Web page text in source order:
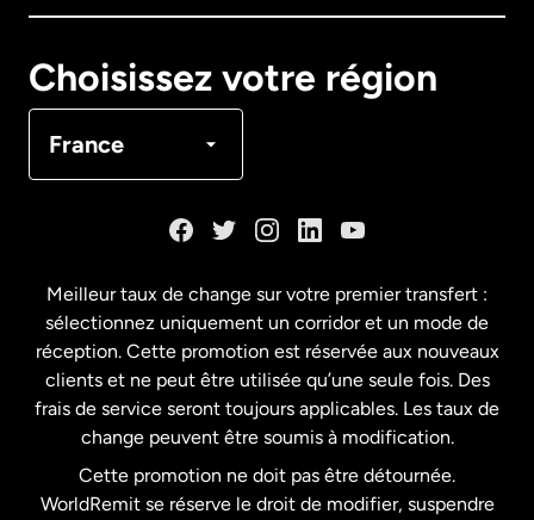
Choisissez votre région
France
Français
États-Unis English
États-Unis Español
France
Meilleur taux de change sur votre premier transfert :
sélectionnez uniquement un corridor et un mode de
réception. Cette promotion est réservée aux nouveaux
clients et ne peut être utilisée qu’une seule fois. Des
frais de service seront toujours applicables. Les taux de
change peuvent être soumis à modification.
Cette promotion ne doit pas être détournée.
WorldRemit se réserve le droit de modifier, suspendre